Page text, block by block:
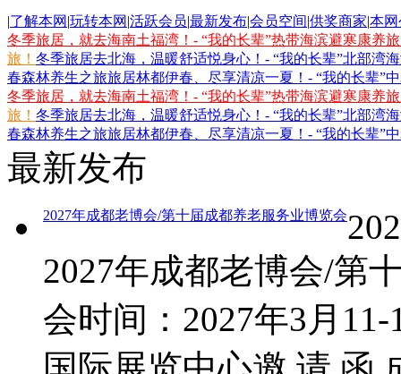
|了解本网 |玩转本网 |活跃会员|最新发布|会员空间|供奖商家|本
冬季旅居，就去海南土福湾！- “我的长辈”热带海滨避寒康养
旅！ 冬季旅居去北海，温暖舒适悦身心！- “我的长辈”北部湾
春森林养生之旅旅居林都伊春、尽享清凉一夏！- “我的长辈”
冬季旅居，就去海南土福湾！- “我的长辈”热带海滨避寒康养
旅！ 冬季旅居去北海，温暖舒适悦身心！- “我的长辈”北部湾
春森林养生之旅旅居林都伊春、尽享清凉一夏！- “我的长辈”
最新发布
2027年成都老博会/第十届成都养老服务业博览会
2027年成都老博会/第
会时间：2027年3月